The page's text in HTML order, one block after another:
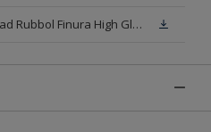
Veiligheidsinformatieblad Rubbol Finura High Gloss N00 (MSDS)